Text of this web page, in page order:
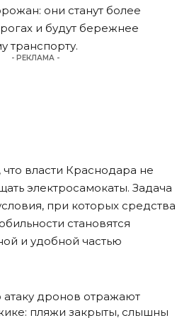
они станут более
и будут бережнее
транспорту.
- РЕКЛАМА -
власти Краснодара не
электросамокаты. Задача
при которых средства
становятся
и удобной частью
дронов отражают
пляжи закрыты, слышны